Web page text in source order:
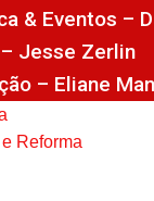
& Eventos –
Jesse Zerlin
– Eliane
Reforma